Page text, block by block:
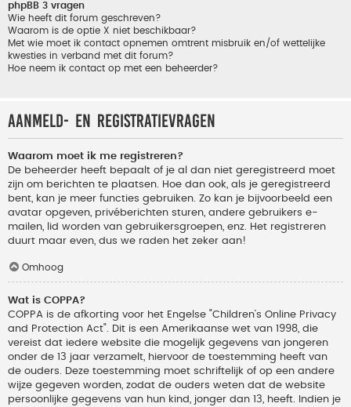
phpBB 3 vragen
Wie heeft dit forum geschreven?
Waarom is de optie X niet beschikbaar?
Met wie moet ik contact opnemen omtrent misbruik en/of wettelijke
kwesties in verband met dit forum?
Hoe neem ik contact op met een beheerder?
Aanmeld- en registratievragen
Waarom moet ik me registreren?
De beheerder heeft bepaalt of je al dan niet geregistreerd moet
zijn om berichten te plaatsen. Hoe dan ook, als je geregistreerd
bent, kan je meer functies gebruiken. Zo kan je bijvoorbeeld een
avatar opgeven, privéberichten sturen, andere gebruikers e-
mailen, lid worden van gebruikersgroepen, enz. Het registreren
duurt maar even, dus we raden het zeker aan!
Omhoog
Wat is COPPA?
COPPA is de afkorting voor het Engelse "Children’s Online Privacy
and Protection Act". Dit is een Amerikaanse wet van 1998, die
vereist dat iedere website die mogelijk gegevens van jongeren
onder de 13 jaar verzamelt, hiervoor de toestemming heeft van
de ouders. Deze toestemming moet schriftelijk of op een andere
wijze gegeven worden, zodat de ouders weten dat de website
persoonlijke gegevens van hun kind, jonger dan 13, heeft. Indien je